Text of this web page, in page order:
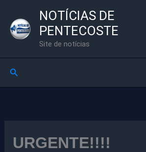
para
NOTÍCIAS DE
PENTECOSTE
Site de notícias
Pesquisar
URGENTE!!!!